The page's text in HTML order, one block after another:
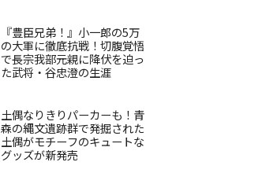
『豊臣兄弟！』小一郎の5万
の大軍に徹底抗戦！切腹覚悟
で長宗我部元親に降伏を迫っ
た武将・谷忠澄の生涯
土偶なりきりパーカーも！青
森の縄文遺跡群で発掘された
土偶がモチーフのキュートな
グッズが新発売